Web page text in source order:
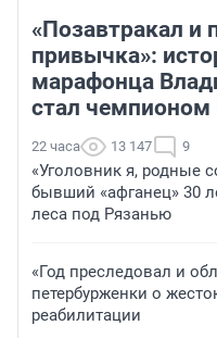
«Позавтракал и
привычка»:
марафонца
стал чемпионом
22 часа 13 147 9
«Уголовник я, родные
бывший «афганец» 30
леса под Рязанью
«Год преследовал и
петербурженки о
реабилитации